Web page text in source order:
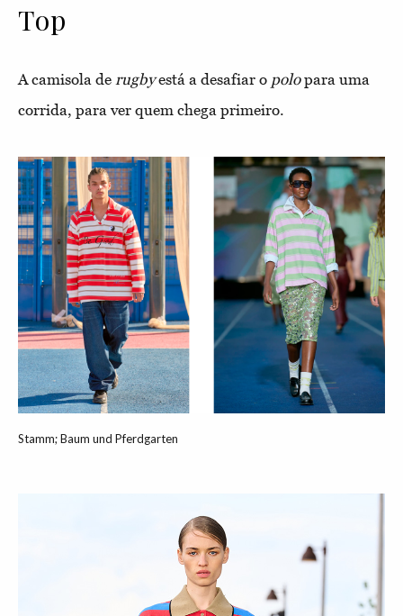
Top
A camisola de rugbyestá a desafiar o polopara uma
corrida, para ver quem chega primeiro.
Stamm; Baum und Pferdgarten